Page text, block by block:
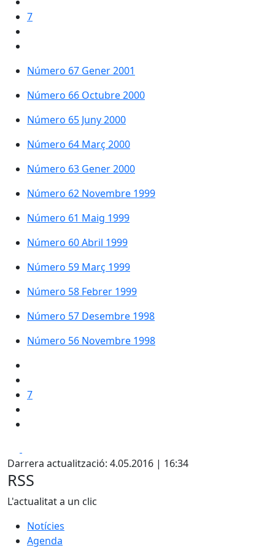
7
Número 67 Gener 2001
Número 66 Octubre 2000
Número 65 Juny 2000
Número 64 Març 2000
Número 63 Gener 2000
Número 62 Novembre 1999
Número 61 Maig 1999
Número 60 Abril 1999
Número 59 Març 1999
Número 58 Febrer 1999
Número 57 Desembre 1998
Número 56 Novembre 1998
7
Darrera actualització: 4.05.2016 | 16:34
RSS
L'actualitat a un clic
Notícies
Agenda